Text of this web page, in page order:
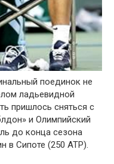
поединок не
ладьевидной
пришлось сняться с
и Олимпийский
до конца сезона
в Сипоте (250 ATP).